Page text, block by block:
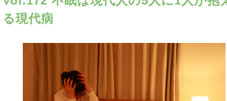
る現代病